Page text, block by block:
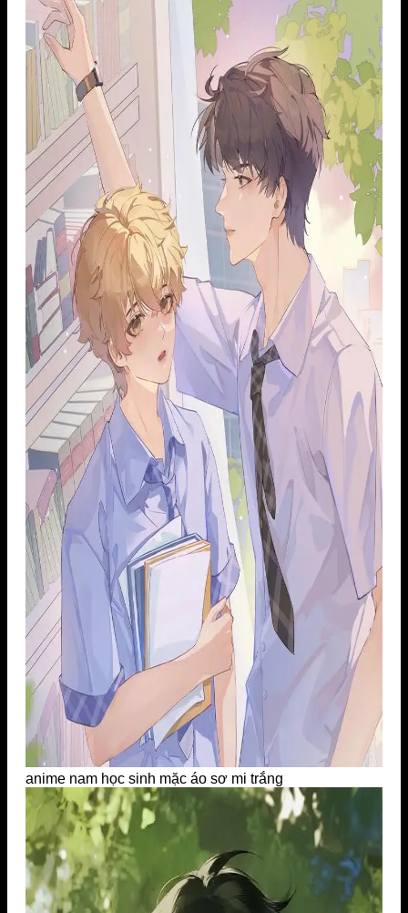
anime nam học sinh mặc áo sơ mi trắng